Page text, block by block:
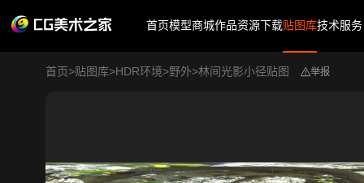
首页模型商城作品资源下载贴图库技术服务
首页>贴图库>HDR环境>野外>林间光影小径贴图 举报